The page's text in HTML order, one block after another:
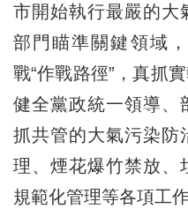
市開始執行最嚴的大
部門瞄準關鍵領域
戰“作戰路徑”，真抓
健全黨政統一領導、
抓共管的大氣污染防
理、煙花爆竹禁放、
規範化管理等各項工作